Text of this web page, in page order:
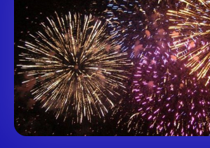
Sing up for our
to stay in the loop.